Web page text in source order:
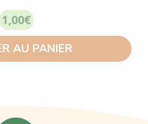
1,00€
AU PANIER